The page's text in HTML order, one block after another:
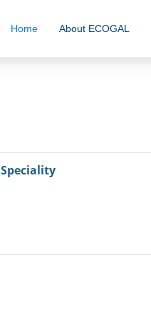
Home About ECOGAL
Speciality